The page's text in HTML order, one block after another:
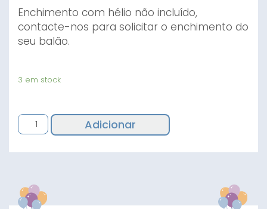
Enchimento com hélio não incluído,
contacte-nos para solicitar o enchimento do
seu balão.
3 em stock
Quantidade
de
Sonic
Adicionar